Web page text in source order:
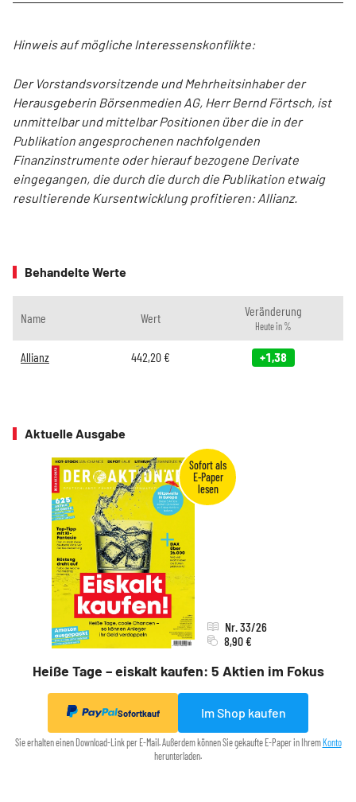
Hinweis auf mögliche Interessenskonflikte:
Der Vorstandsvorsitzende und Mehrheitsinhaber der
Herausgeberin Börsenmedien AG, Herr Bernd Förtsch, ist
unmittelbar und mittelbar Positionen über die in der
Publikation angesprochenen nachfolgenden
Finanzinstrumente oder hierauf bezogene Derivate
eingegangen, die durch die durch die Publikation etwaig
resultierende Kursentwicklung profitieren: Allianz.
Behandelte Werte
Name Wert Veränderung
Heute in %
Allianz 442,20€ +1,38
Aktuelle Ausgabe
Heiße Tage – eiskalt kaufen: 5 Aktien im Fokus
Nr. 33/26
8,90 €
Sofortkauf Im Shop kaufen
Sie erhalten einen Download-Link per E-Mail. Außerdem können Sie gekaufte E-Paper in Ihrem Konto
herunterladen.